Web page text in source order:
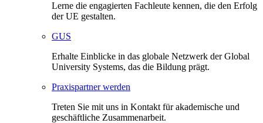
Lerne die engagierten Fachleute kennen, die den Erfolg
der UE gestalten.
GUS
Erhalte Einblicke in das globale Netzwerk der Global
University Systems, das die Bildung prägt.
Praxispartner werden
Treten Sie mit uns in Kontakt für akademische und
geschäftliche Zusammenarbeit.